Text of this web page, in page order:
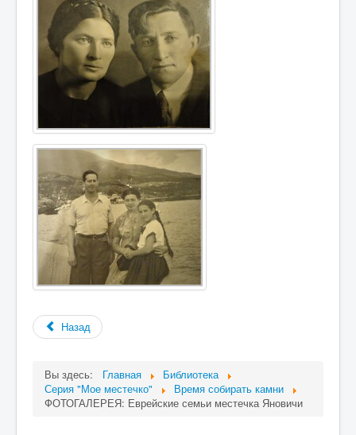
Назад
Вы здесь: Главная
Библиотека
Серия "Мое местечко"
Время собирать камни
ФОТОГАЛЕРЕЯ: Еврейские семьи местечка Яновичи